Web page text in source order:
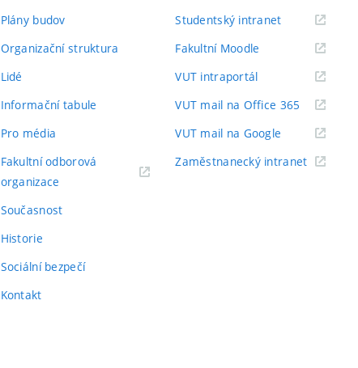
Plány budov
Organizační struktura
Lidé
Informační tabule
Pro média
Fakultní odborová
organizace
Současnost
Historie
Sociální bezpečí
Kontakt
Studentský intranet(externí
Fakultní Moodle
VUT intraportál(externí
VUT mail na Office 365 (externí
VUT mail na Google (externí
Zaměstnanecký intranet(externí